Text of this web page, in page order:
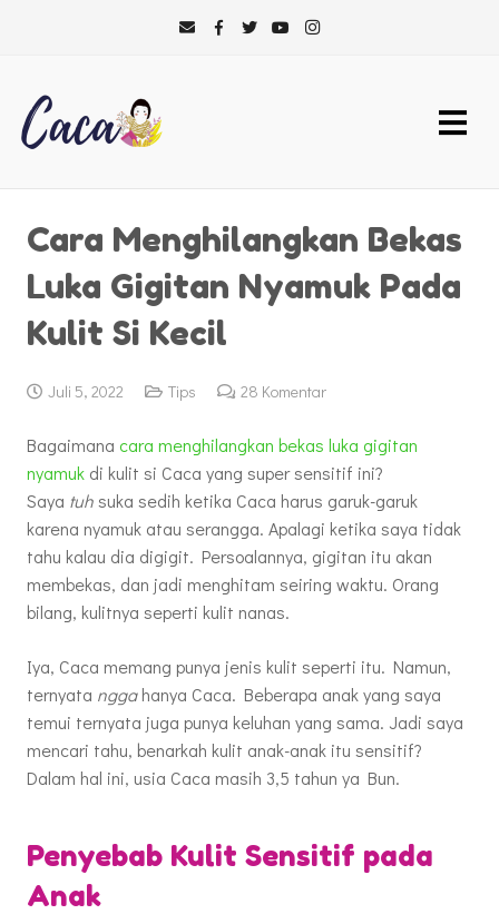
Cara Menghilangkan Bekas
Luka Gigitan Nyamuk Pada
Kulit Si Kecil
Juli 5, 2022 Tips 28 Komentar
Bagaimana cara menghilangkan bekas luka gigitan
nyamuk di kulit si Caca yang super sensitif ini?
Saya tuhsuka sedih ketika Caca harus garuk-garuk
karena nyamuk atau serangga. Apalagi ketika saya tidak
tahu kalau dia digigit. Persoalannya, gigitan itu akan
membekas, dan jadi menghitam seiring waktu. Orang
bilang, kulitnya seperti kulit nanas.
Iya, Caca memang punya jenis kulit seperti itu. Namun,
ternyata nggahanya Caca. Beberapa anak yang saya
temui ternyata juga punya keluhan yang sama. Jadi saya
mencari tahu, benarkah kulit anak-anak itu sensitif?
Dalam hal ini, usia Caca masih 3,5 tahun ya Bun.
Penyebab Kulit Sensitif pada
Anak